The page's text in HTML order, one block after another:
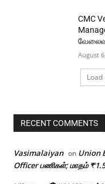
CMC
August
RECENT COMMENTS
Vasimalaiyan on Union
Officer பணிகள்; மாதம்